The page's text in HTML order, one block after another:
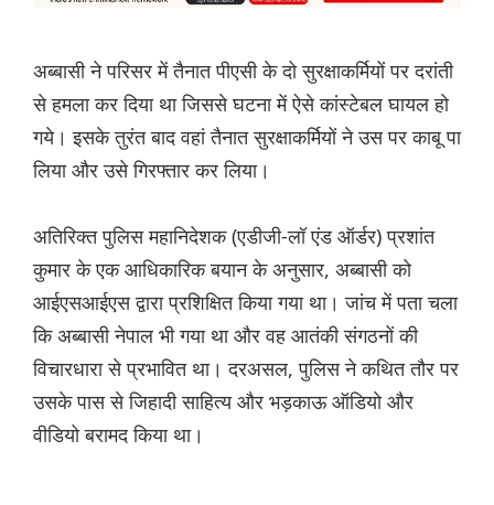
अब्बासी ने परिसर में तैनात पीएसी के दो सुरक्षाकर्मियों पर दरांती
से हमला कर दिया था जिससे घटना में ऐसे कांस्टेबल घायल हो
गये। इसके तुरंत बाद वहां तैनात सुरक्षाकर्मियों ने उस पर काबू पा
लिया और उसे गिरफ्तार कर लिया।
अतिरिक्त पुलिस महानिदेशक (एडीजी-लॉ एंड ऑर्डर) प्रशांत
कुमार के एक आधिकारिक बयान के अनुसार, अब्बासी को
आईएसआईएस द्वारा प्रशिक्षित किया गया था। जांच में पता चला
कि अब्बासी नेपाल भी गया था और वह आतंकी संगठनों की
विचारधारा से प्रभावित था। दरअसल, पुलिस ने कथित तौर पर
उसके पास से जिहादी साहित्य और भड़काऊ ऑडियो और
वीडियो बरामद किया था।